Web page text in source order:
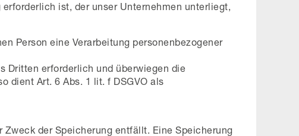
ist, der unser Unternehmen unterliegt,
Person eine Verarbeitung personenbezogener
Dritten erforderlich und überwiegen die
dient Art. 6 Abs. 1 lit. f DSGVO als
der Speicherung entfällt. Eine Speicherung